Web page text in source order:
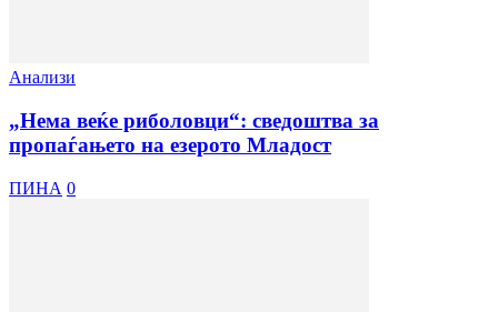
Анализи
„Нема веќе риболовци“: сведоштва за
пропаѓањето на езерото Младост
ПИНА 0